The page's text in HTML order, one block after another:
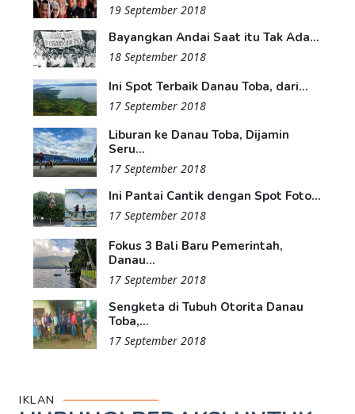
19 September 2018
Bayangkan Andai Saat itu Tak Ada...
18 September 2018
Ini Spot Terbaik Danau Toba, dari...
17 September 2018
Liburan ke Danau Toba, Dijamin
Seru...
17 September 2018
Ini Pantai Cantik dengan Spot Foto...
17 September 2018
Fokus 3 Bali Baru Pemerintah,
Danau...
17 September 2018
Sengketa di Tubuh Otorita Danau
Toba,...
17 September 2018
IKLAN